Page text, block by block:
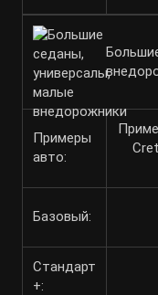
Примеры
авто:
Базовый:
Стандарт
+: